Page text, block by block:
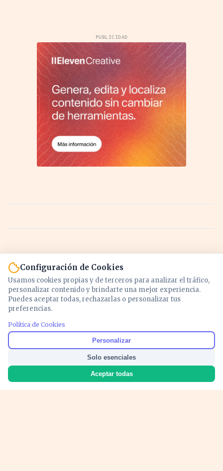
PUBLICIDAD
Noticias y análisis de economía, mercados,
inversión y política. Información actualizada
para entender lo que mueve tu dinero y tu
país.
Configuración de Cookies
Usamos cookies propias y de terceros para analizar el tráfico,
personalizar contenido y brindarte una mejor experiencia.
Puedes aceptar todas, rechazarlas o personalizar tus
preferencias.
Política de Cookies
Personalizar
Solo esenciales
Aceptar todas